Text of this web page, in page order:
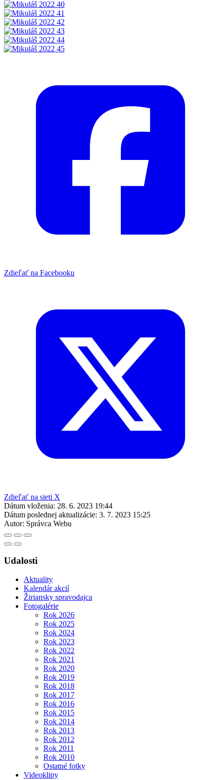
Zdieľať na Facebooku
Zdieľať na sieti X
Dátum vloženia: 28. 6. 2023 19:44
Dátum poslednej aktualizácie: 3. 7. 2023 15:25
Autor: Správca Webu
Udalosti
Aktuality
Kalendár akcií
Žiriansky spravodajca
Fotogalérie
Rok 2026
Rok 2025
Rok 2024
Rok 2023
Rok 2022
Rok 2021
Rok 2020
Rok 2019
Rok 2018
Rok 2017
Rok 2016
Rok 2015
Rok 2014
Rok 2013
Rok 2012
Rok 2011
Rok 2010
Ostatné fotky
Videoklipy